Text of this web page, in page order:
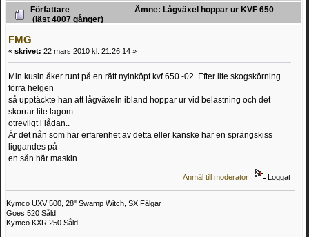
Författare
Ämne: Lågväxel hoppar ur KVF 650
(läst 4007 gånger)
FMG
« skrivet: 22 mars 2010 kl. 21:26:14 »
Min kusin åker runt på en rätt nyinköpt kvf 650 -02. Efter lite skogskörning
förra helgen
så upptäckte han att lågväxeln ibland hoppar ur vid belastning och det
skorrar lite lagom
otrevligt i lådan..
Är det nån som har erfarenhet av detta eller kanske har en sprängskiss
liggandes på
en sån här maskin....
Anmäl till moderator Loggat
Kymco UXV 500, 28" Swamp Witch, SX Fälgar
Goes 520 Såld
Kymco KXR 250 Såld